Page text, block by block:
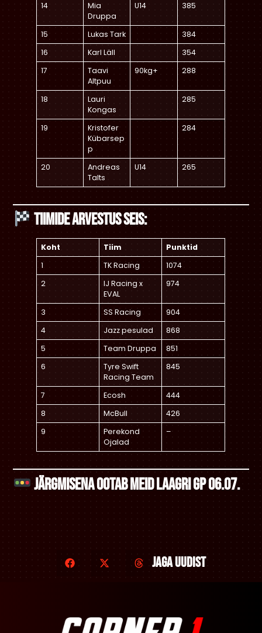
14
Mia
Druppa
U14 385
15 Lukas Tark
384
16
Karl Läll
354
17
Taavi
Altpuu
90kg+ 288
18
Lauri
Kongas
285
19
Kristofer
Kübarsep
p
284
20
Andreas
Talts
U14 265
Tiimide arvestus seis:
Koht Tiim
Punktid
1
TK Racing
1074
2
IJ Racing x
EVAL
974
3 SS Racing
904
4
Jazz pesulad
868
5
Team Druppa
851
6
Tyre Swift
Racing Team
845
7 Ecosh
444
8
McBull
426
9
Perekond
Ojalad
–
Järgmisena ootab meid Laagri GP 06.07.
Jaga uudist